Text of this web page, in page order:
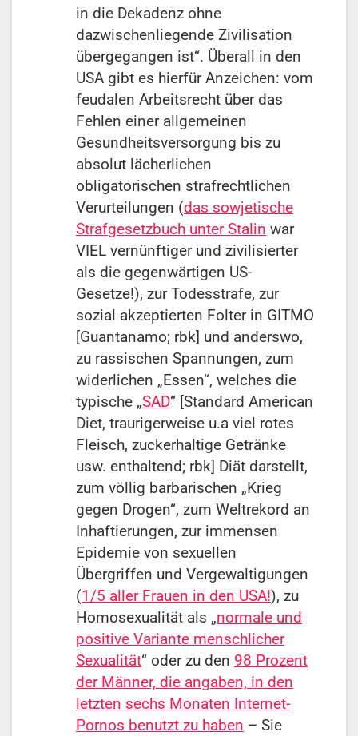
in die Dekadenz ohne
dazwischenliegende Zivilisation
übergegangen ist“. Überall in den
USA gibt es hierfür Anzeichen: vom
feudalen Arbeitsrecht über das
Fehlen einer allgemeinen
Gesundheitsversorgung bis zu
absolut lächerlichen
obligatorischen strafrechtlichen
Verurteilungen (das sowjetische
Strafgesetzbuch unter Stalin war
VIEL vernünftiger und zivilisierter
als die gegenwärtigen US-
Gesetze!), zur Todesstrafe, zur
sozial akzeptierten Folter in GITMO
[Guantanamo; rbk] und anderswo,
zu rassischen Spannungen, zum
widerlichen „Essen“, welches die
typische „SAD“ [Standard American
Diet, traurigerweise u.a viel rotes
Fleisch, zuckerhaltige Getränke
usw. enthaltend; rbk] Diät darstellt,
zum völlig barbarischen „Krieg
gegen Drogen“, zum Weltrekord an
Inhaftierungen, zur immensen
Epidemie von sexuellen
Übergriffen und Vergewaltigungen
(1/5 aller Frauen in den USA!), zu
Homosexualität als „normale und
positive Variante menschlicher
Sexualität“ oder zu den 98 Prozent
der Männer, die angaben, in den
letzten sechs Monaten Internet-
Pornos benutzt zu haben – Sie